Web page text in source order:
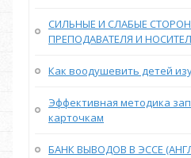
СИЛЬНЫЕ И СЛАБЫЕ
ПРЕПОДАВАТЕЛЯ И
Как воодушевить детей
Эффективная методика
карточкам
БАНК ВЫВОДОВ В ЭССЕ